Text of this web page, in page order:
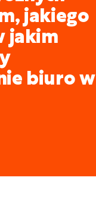
jakiego
jakim
biuro w